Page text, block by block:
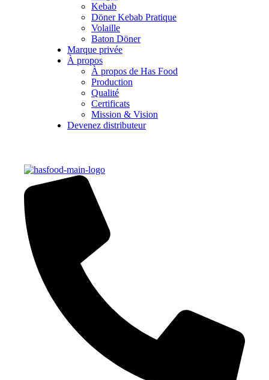
Kebab
Döner Kebab Pratique
Volaille
Baton Döner
Marque privée
À propos
À propos de Has Food
Production
Qualité
Certificats
Mission & Vision
Devenez distributeur